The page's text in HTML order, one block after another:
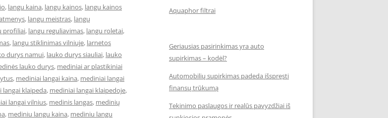
, langu kaina, langų kainos, langu kainos
, langu meistras, langų
profiliai, langu reguliavimas, langu roletai,
, langu stiklinimas vilniuje, larnetos
durys namui, lauko durys siauliai, lauko
lauko durys, mediniai ar plastikiniai
, mediniai langai kaina, mediniai langai
langai klaipeda, mediniai langai klaipedoje,
langai vilnius, medinis langas, medinių
, mediniu langu kaina, mediniu langu
Aquaphor filtrai
Geriausias pasirinkimas yra auto
supirkimas – kodėl?
Automobilių supirkimas padeda išspręsti
finansų trūkumą
Tekinimo paslaugos ir realūs pavyzdžiai iš